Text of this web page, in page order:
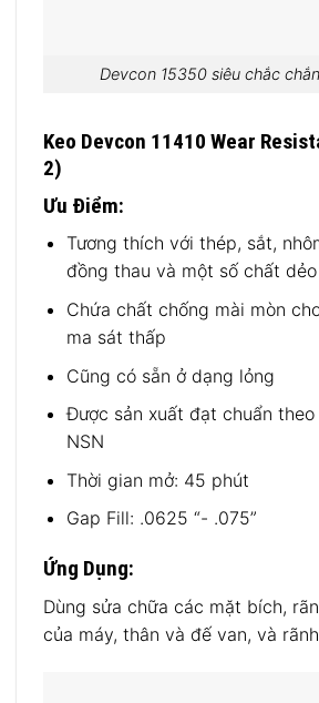
Devcon 15350 siêu chắc chắn
Keo Devcon 11410 Wear
2)
Ưu Điểm:
Tương thích với thép, sắt,
đồng thau và một số chất dẻo
Chứa chất chống mài mòn
ma sát thấp
Cũng có sẵn ở dạng lỏng
Được sản xuất đạt chuẩn theo
NSN
Thời gian mở: 45 phút
Gap Fill: .0625 “- .075”
Ứng Dụng:
Dùng sửa chữa các mặt bích,
của máy, thân và đế van, và